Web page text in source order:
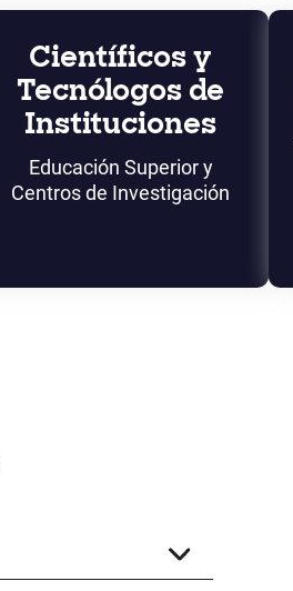
Científicos y
Tecnólogos de
Instituciones
Educación Superior y
Centros de Investigación